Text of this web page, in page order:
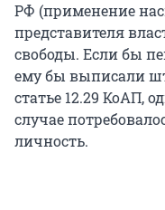
РФ (применение
представителя
свободы. Если бы
ему бы выписали
статье 12.29 КоАП,
случае
личность.